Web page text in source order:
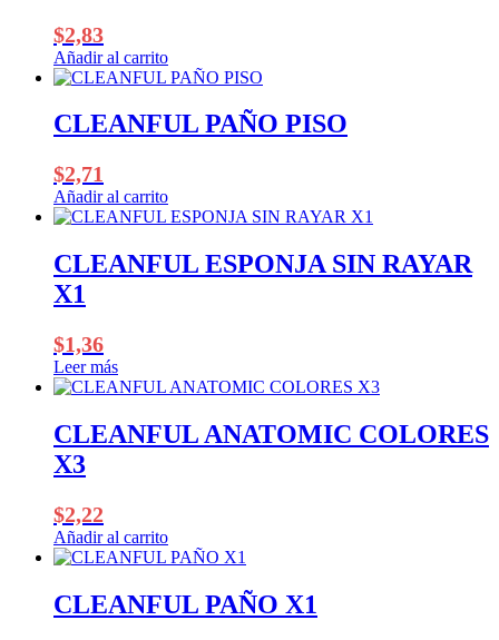
$2,83
Añadir al carrito
CLEANFUL PAÑO PISO
$2,71
Añadir al carrito
CLEANFUL ESPONJA SIN RAYAR
X1
$1,36
Leer más
CLEANFUL ANATOMIC COLORES
X3
$2,22
Añadir al carrito
CLEANFUL PAÑO X1